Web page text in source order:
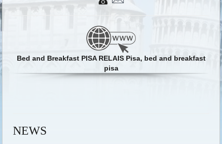
Bed and Breakfast PISA RELAIS Pisa, bed and breakfast
pisa
NEWS